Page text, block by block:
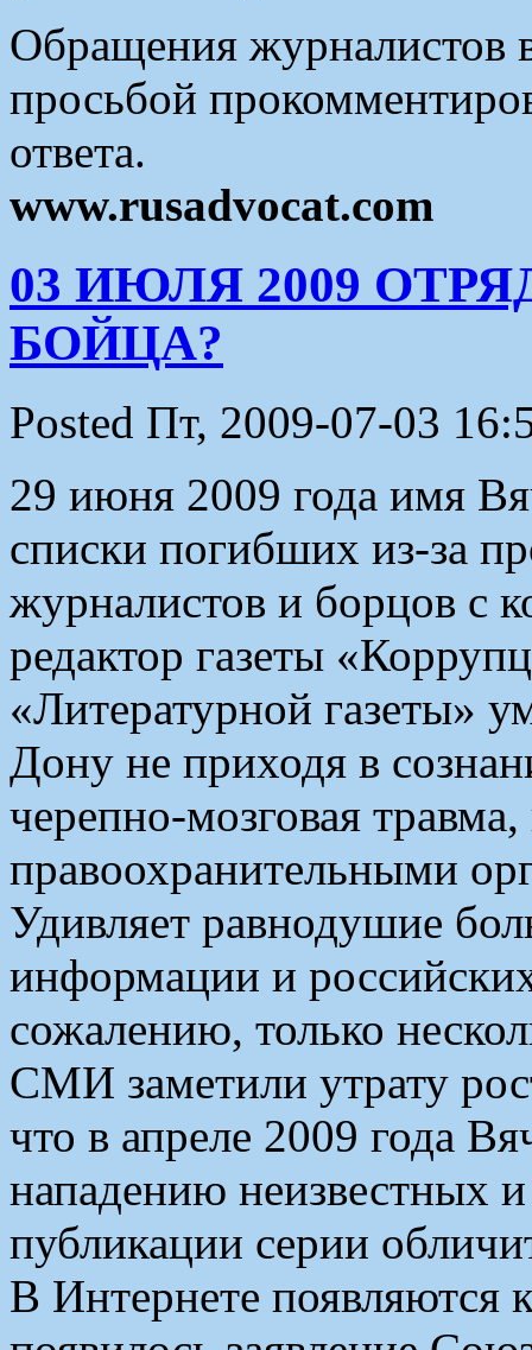
Обращения журналистов
просьбой
ответа.
www.rusadvocat.com
03 ИЮЛЯ 2009
БОЙЦА?
Posted Пт, 2009-07-03
29 июня 2009 года имя
списки погибших из-за
журналистов и борцов с
редактор газеты
«Литературной газеты»
Дону не приходя в
черепно-мозговая
правоохранительными
Удивляет равнодушие
информации и
сожалению, только
СМИ заметили утрату
что в апреле 2009 года
нападению неизвестных
публикации серии
В Интернете появляются